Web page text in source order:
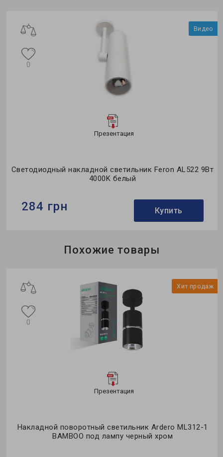
Видео
Презентация
Светодиодный накладной светильник Feron AL522 9Вт
4000K белый
0
284 грн Купить
Похожие товары
Хит продаж
Презентация
Накладной поворотный светильник Ardero ML312-1
BAMBOO под лампу черный хром
0